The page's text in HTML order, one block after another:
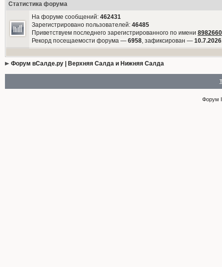
Статистика форума
На форуме сообщений: 462431
Зарегистрировано пользователей: 46485
Приветствуем последнего зарегистрированного по имени
Рекорд посещаемости форума — 6958, зафиксирован —
Форум вСалде.ру | Верхняя Салда и Нижняя Салда
Форум